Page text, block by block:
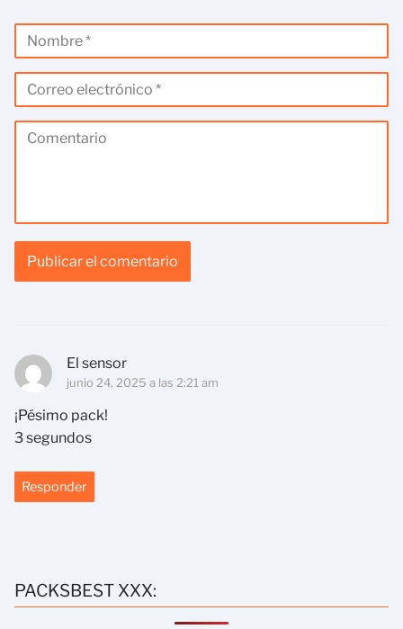
El sensor
junio 24, 2025 a las 2:21 am
¡Pésimo pack!
3 segundos
Responder
PACKSBEST XXX: